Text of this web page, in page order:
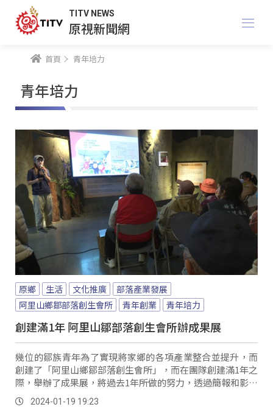
TITV NEWS
原視新聞網
首頁 青年培力
青年培力
原鄉 生活 文化推廣
部落產業發展
阿里山鄉鄒部落創生會所
青年創業 青年培力
創建滿1年 阿里山鄒部落創生會所辦成果展
幾位的鄒族青年為了實現將家鄉的各項產業整合並提升，而
創建了「阿里山鄉鄒部落創生會所」，而在團隊創建滿1年之
際，舉辦了成果展，將過去1年所做的努力，透過簡報和影片
展示給族人了解。
2024-01-19 19:23